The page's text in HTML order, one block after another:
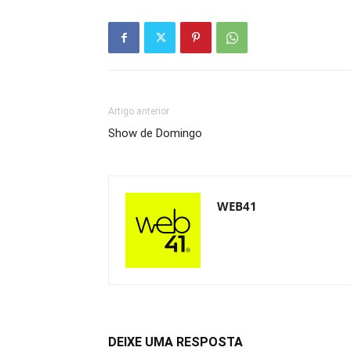
Artigo anterior
Show de Domingo
WEB41
DEIXE UMA RESPOSTA